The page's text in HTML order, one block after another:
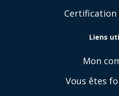
Certification
Liens
Mon
Vous êtes